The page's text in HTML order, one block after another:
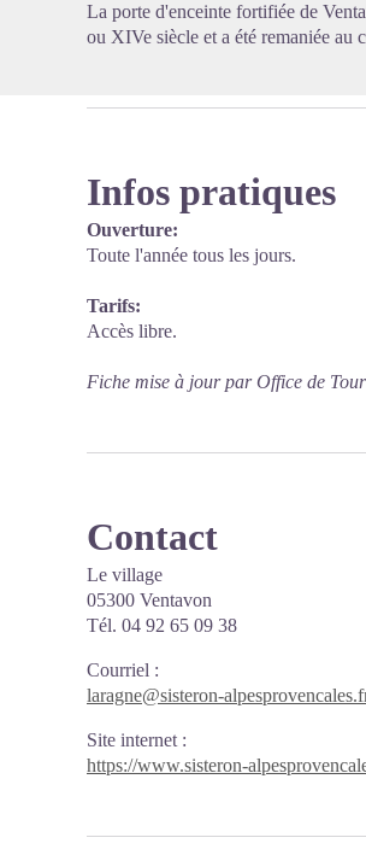
La porte d'enceinte fortifiée de
ou XIVe siècle et a été remaniée au
Infos pratiques
Ouverture:
Toute l'année tous les jours.
Tarifs:
Accès libre.
Fiche mise à jour par Office de
Contact
Le village
05300 Ventavon
Tél. 04 92 65 09 38
Courriel :
laragne@sisteron-
Site internet :
https://www.sisteron-